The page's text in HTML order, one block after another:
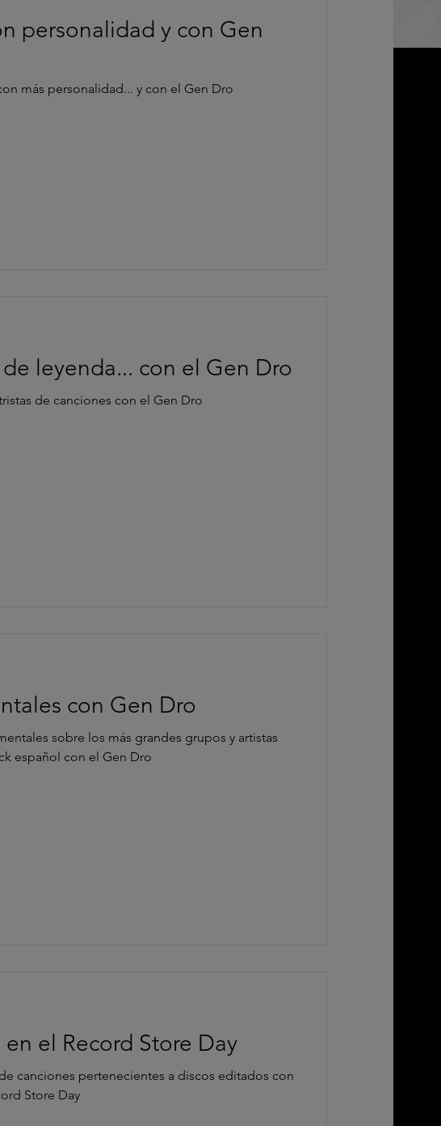
personalidad y con Gen
más personalidad... y con el Gen Dro
leyenda... con el Gen Dro
de canciones con el Gen Dro
con Gen Dro
sobre los más grandes grupos y artistas
español con el Gen Dro
el Record Store Day
canciones pertenecientes a discos editados con
Store Day